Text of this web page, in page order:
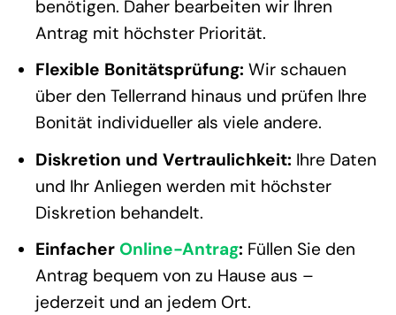
benötigen. Daher bearbeiten wir Ihren
Antrag mit höchster Priorität.
Flexible Bonitätsprüfung: Wir schauen
über den Tellerrand hinaus und prüfen Ihre
Bonität individueller als viele andere.
Diskretion und Vertraulichkeit: Ihre Daten
und Ihr Anliegen werden mit höchster
Diskretion behandelt.
Einfacher Online-Antrag: Füllen Sie den
Antrag bequem von zu Hause aus –
jederzeit und an jedem Ort.